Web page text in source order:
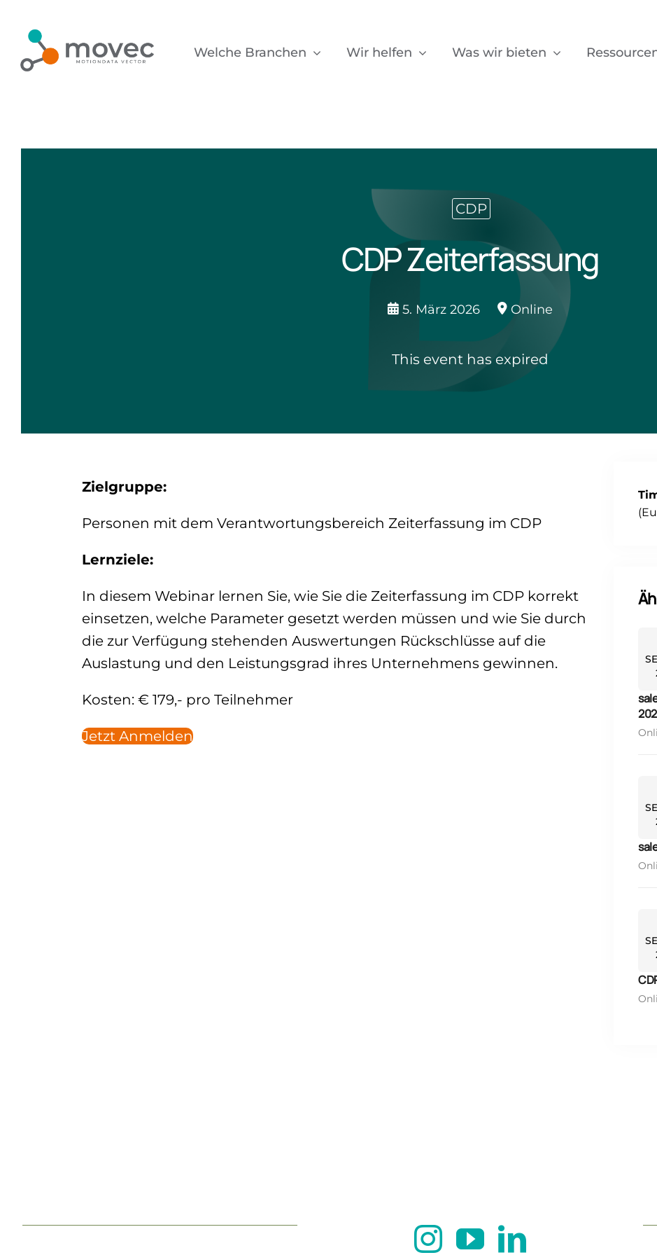
Inhalt
springen
Welche Branchen Wir helfen Was wir bieten
CDP
CDP Zeiterfassung
5. März 2026 Online
This event has expired
Zielgruppe:
Personen mit dem Verantwortungsbereich Zeiterfassung im CDP
Lernziele:
In diesem Webinar lernen Sie, wie Sie die Zeiterfassung im CDP korrekt
einsetzen, welche Parameter gesetzt werden müssen und wie Sie durch
die zur Verfügung stehenden Auswertungen Rückschlüsse auf die
Auslastung und den Leistungsgrad ihres Unternehmens gewinnen.
Kosten: € 179,- pro Teilnehmer
Jetzt Anmelden